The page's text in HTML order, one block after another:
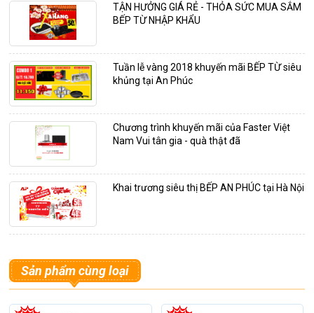
TẬN HƯỞNG GIÁ RẺ - THỎA SỨC MUA SẮM
BẾP TỪ NHẬP KHẨU
Tuần lễ vàng 2018 khuyến mãi BẾP TỪ siêu
khủng tại An Phúc
Chương trình khuyến mãi của Faster Việt
Nam Vui tân gia - quà thật đã
Khai trương siêu thị BẾP AN PHÚC tại Hà Nội
Sản phẩm cùng loại